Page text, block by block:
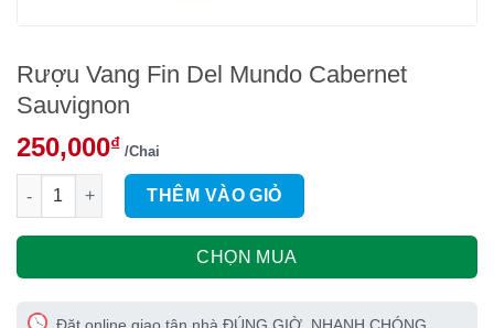
Rượu Vang Fin Del Mundo Cabernet
Sauvignon
250,000₫ /Chai
Rượu Vang Fin Del Mundo Cabernet Sauvignon số lượng
THÊM VÀO GIỎ
CHỌN MUA